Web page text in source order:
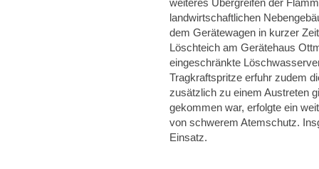
weiteres Übergreifen der
landwirtschaftlichen
dem Gerätewagen in kurzer
Löschteich am Gerätehaus
eingeschränkte
Tragkraftspritze erfuhr zudem
zusätzlich zu einem Austreten
gekommen war, erfolgte ein
von schwerem Atemschutz.
Einsatz.